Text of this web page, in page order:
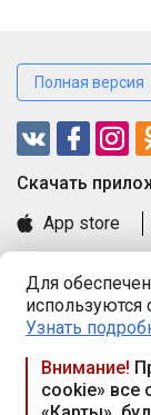
Для
используются
Узнать
Внимание!
cookie» все
Полная версия
Cкачать
App store
Книга
Правила и
Praca.by ©
Республика
117а, пом. № 9.